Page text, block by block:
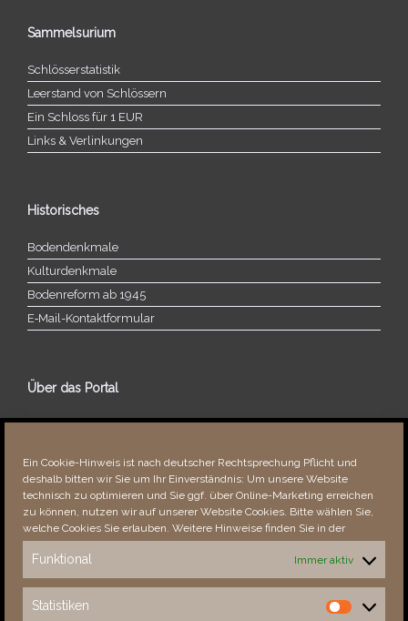
Ein Cookie-Hinweis ist nach deutscher Rechtsprechung Pflicht und
deshalb bitten wir Sie um Ihr Einverständnis: Um unsere Website
technisch zu optimieren und Sie ggf. über Online-Marketing erreichen
zu können, nutzen wir auf unserer Website Cookies. Bitte wählen Sie,
welche Cookies Sie erlauben. Weitere Hinweise finden Sie in der
Funktional Immer aktiv
Statistiken
Statistiken
Sammelsurium
Schlösserstatistik
Leerstand von Schlössern
Ein Schloss für 1 EUR
Links & Verlinkungen
Historisches
Bodendenkmale
Kulturdenkmale
Bodenreform ab 1945
E‑Mail-​​Kontaktformular
Über das Portal
Über dieses Portal
Fehler bemerkt?
Besucher seit 08/​2021